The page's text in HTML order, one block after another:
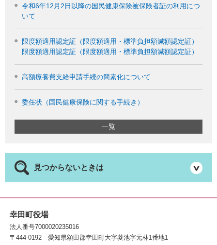
令和6年12月2日以降の国民健康保険被保険者証の利用につ
いて
限度額適用認定証（限度額適用・標準負担額減額認定証）
限度額適用認定証（限度額適用・標準負担額減額認定証）
高額療養費支給申請手続の簡素化について
委任状（国民健康保険に関する手続き）
一覧
見つからないときは
幸田町役場
法人番号7000020235016
〒444-0192
愛知県額田郡幸田町大字菱池字元林1番地1